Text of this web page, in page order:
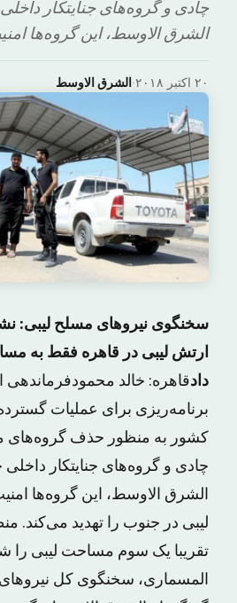
چادی و گروه‌های جنایتکار
الشرق الاوسط، این گروه‌ها
الشرق الاوسط· ۲۰ اکتبر ۲۰۱۸
سخنگوی نیروهای مسلح لیبی:
ارتش لیبی در قاهره فقط به
دادقاهره: خالد محمودفرماندهی
برنامه‌ریزی برای عملیات
کشور به منظور حذف گروه‌های
چادی و گروه‌های جنایتکار
الشرق الاوسط، این گروه‌ها
لیبی در جنوب را تهدید می‌کند.
تقریبا یک سوم مساحت لیبی را
المسماری، سخنگوی کل